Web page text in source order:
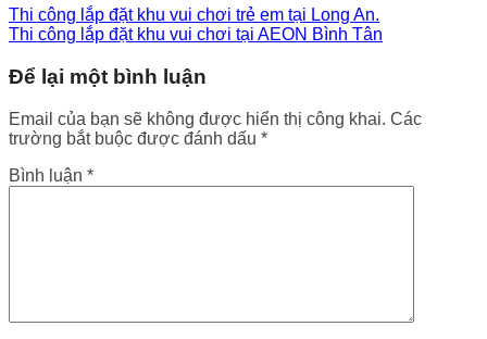
Thi công lắp đặt khu vui chơi trẻ em tại Long An.
Thi công lắp đặt khu vui chơi tại AEON Bình Tân
Để lại một bình luận
Email của bạn sẽ không được hiển thị công khai. Các
trường bắt buộc được đánh dấu *
Bình luận *